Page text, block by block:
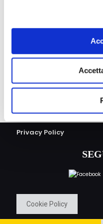
insieme a quello di
pubblicato nella
staff composto da
competenze IT ed
campo della Data
certificazione di
Privacy Policy
Cookie Policy